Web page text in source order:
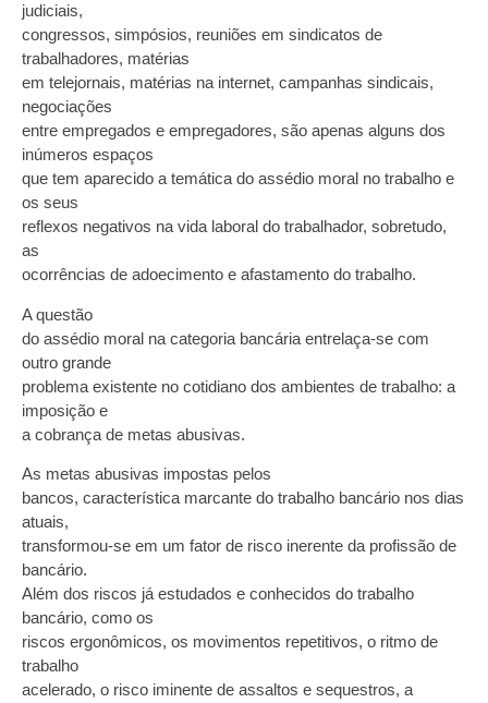
judiciais,
congressos, simpósios, reuniões em sindicatos de
trabalhadores, matérias
em telejornais, matérias na internet, campanhas sindicais,
negociações
entre empregados e empregadores, são apenas alguns dos
inúmeros espaços
que tem aparecido a temática do assédio moral no trabalho e
os seus
reflexos negativos na vida laboral do trabalhador, sobretudo,
as
ocorrências de adoecimento e afastamento do trabalho.
A questão
do assédio moral na categoria bancária entrelaça-se com
outro grande
problema existente no cotidiano dos ambientes de trabalho: a
imposição e
a cobrança de metas abusivas.
As metas abusivas impostas pelos
bancos, característica marcante do trabalho bancário nos dias
atuais,
transformou-se em um fator de risco inerente da profissão de
bancário.
Além dos riscos já estudados e conhecidos do trabalho
bancário, como os
riscos ergonômicos, os movimentos repetitivos, o ritmo de
trabalho
acelerado, o risco iminente de assaltos e sequestros, a